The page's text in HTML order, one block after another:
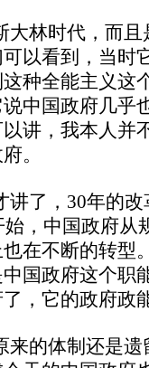
大林时代，而
以看到，当时
种全能主义这
中国政府几乎
讲，我本人并
。
讲了，30年的
，中国政府从
在不断的转型
国政府这个职
，它的政府政
来的体制还是